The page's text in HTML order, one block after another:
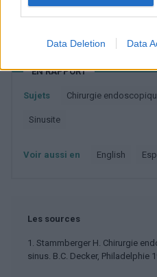
Data Deletion Data
Vous voulez rester
EN RAPPORT
Sujets Chirurgie
Sinusite
Voir aussi en english
Les sources
1. Stammberger H. Chirurgie
sinus. B.C. Decker, Philadelphie